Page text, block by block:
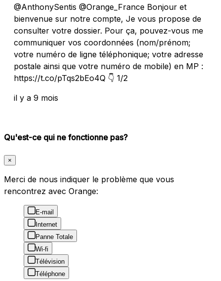
@AnthonySentis @Orange_France Bonjour et
bienvenue sur notre compte, Je vous propose de
consulter votre dossier. Pour ça, pouvez-vous me
communiquer vos coordonnées (nom/prénom;
votre numéro de ligne téléphonique; votre adresse
postale ainsi que votre numéro de mobile) en MP :
https://t.co/pTqs2bEo4Q 👇 1/2
il y a 9 mois
Qu'est-ce qui ne fonctionne pas?
×
Merci de nous indiquer le problème que vous
rencontrez avec Orange:
E-mail
Internet
Panne Totale
Wi-fi
Télévision
Téléphone